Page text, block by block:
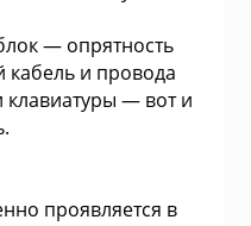
Масляные
— опрятность
кабель и провода
— вот и
проявляется в